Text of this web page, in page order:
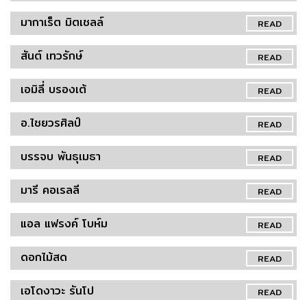
READ
มากาเร็ต มิตเชลล์
READ
สันต์ เทวรักษ์
READ
เอมิลี่ บรองเต้
READ
อ.ไชยวรศิลป์
READ
บรรจบ พันธุเมธา
READ
มารี คอเรลลี
READ
แอล แฟรงค์ โบห์ม
READ
ดอกไม้สด
READ
เอโดงาวะ รันโป